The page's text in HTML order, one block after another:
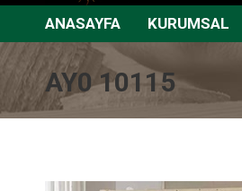
ANASAYFA KURUMSAL
AY0 10115